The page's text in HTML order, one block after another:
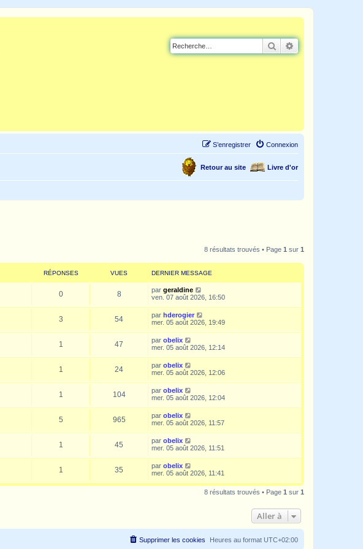
Rechercher
Connexion
S’enregistrer
Livre d'or
Retour au site
8 résultats trouvés • Page 1 sur 1
RÉPONSES VUES DERNIER MESSAGE
0 8 par geraldine
ven. 07 août 2026, 16:50
3 54 par hderogier
mer. 05 août 2026, 19:49
1 47 par obelix
mer. 05 août 2026, 12:14
1 24 par obelix
mer. 05 août 2026, 12:06
1 104 par obelix
mer. 05 août 2026, 12:04
5 965 par obelix
mer. 05 août 2026, 11:57
1 45 par obelix
mer. 05 août 2026, 11:51
1 35 par obelix
mer. 05 août 2026, 11:41
8 résultats trouvés • Page 1 sur 1
Aller à
Heures au format UTC+02:00
Supprimer les cookies